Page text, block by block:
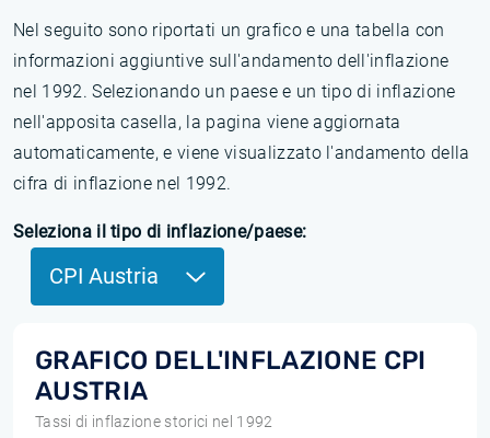
Nel seguito sono riportati un grafico e una tabella con
informazioni aggiuntive sull'andamento dell'inflazione
nel 1992. Selezionando un paese e un tipo di inflazione
nell'apposita casella, la pagina viene aggiornata
automaticamente, e viene visualizzato l'andamento della
cifra di inflazione nel 1992.
Seleziona il tipo di inflazione/paese:
CPI Austria
GRAFICO DELL'INFLAZIONE CPI
AUSTRIA
Tassi di inflazione storici nel 1992